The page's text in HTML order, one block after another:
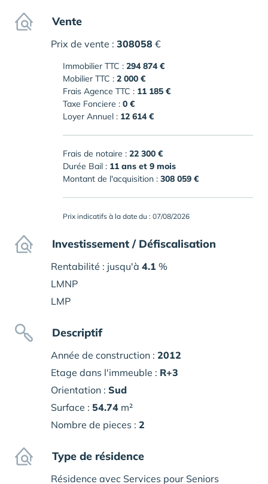
Vente
Prix de vente : 308058 €
Immobilier TTC : 294 874 €
Mobilier TTC : 2 000 €
Frais Agence TTC : 11 185 €
Taxe Fonciere : 0 €
Loyer Annuel : 12 614 €
Frais de notaire : 22 300 €
Durée Bail : 11 ans et 9 mois
Montant de l'acquisition : 308 059 €
Prix indicatifs à la date du : 07/08/2026
Investissement / Défiscalisation
Rentabilité : jusqu'à 4.1 %
LMNP
LMP
Descriptif
Année de construction : 2012
Etage dans l'immeuble : R+3
Orientation : Sud
Surface : 54.74 m²
Nombre de pieces : 2
Type de résidence
Résidence avec Services pour Seniors